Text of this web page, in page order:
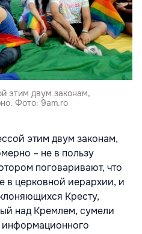
этим двум законам,
Фото: 9am.ro
этим двум законам,
– не в пользу
поговаривают, что
в церковной иерархии, и
Кресту,
над Кремлем, сумели
информационного